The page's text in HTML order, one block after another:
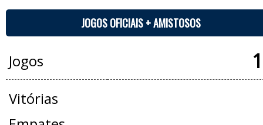
JOGOS OFICIAIS + AMISTOSOS
Jogos
Vitórias